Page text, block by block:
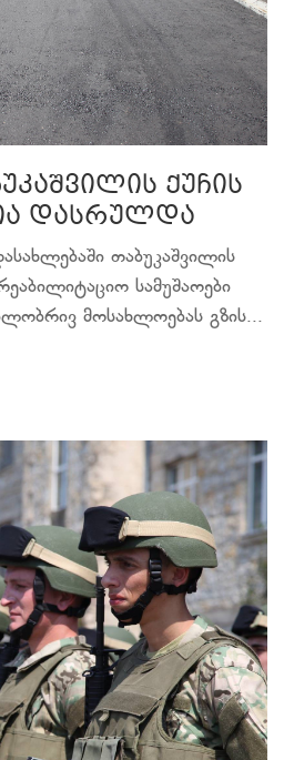
ქუჩის
დასრულდა
თაბუკაშვილის
სამუშაოები
მოსახლოებას გზის...